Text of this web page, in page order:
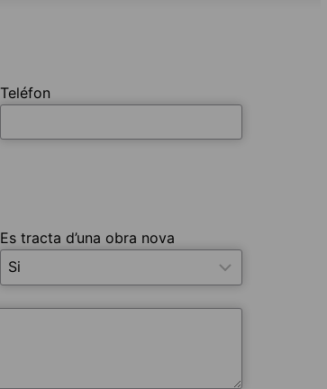
Teléfon
Es tracta d’una obra nova